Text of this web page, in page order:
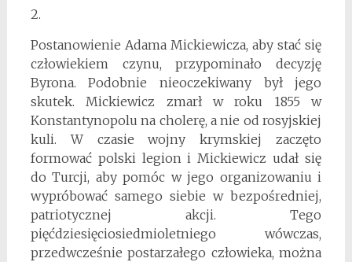
2.
Postanowienie Adama Mickiewicza, aby stać się
człowiekiem czynu, przypominało decyzję
Byrona. Podobnie nieoczekiwany był jego
skutek. Mickiewicz zmarł w roku 1855 w
Konstantynopolu na cholerę, a nie od rosyjskiej
kuli. W czasie wojny krymskiej zaczęto
formować polski legion i Mickiewicz udał się
do Turcji, aby pomóc w jego organizowaniu i
wypróbować samego siebie w bezpośredniej,
patriotycznej akcji. Tego
pięćdziesięciosiedmioletniego wówczas,
przedwcześnie postarzałego człowieka, można